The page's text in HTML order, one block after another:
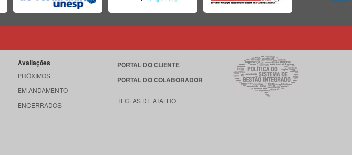
Avaliações
PRÓXIMOS
EM ANDAMENTO
ENCERRADOS
PORTAL DO CLIENTE
PORTAL DO COLABORADOR
TECLAS DE ATALHO